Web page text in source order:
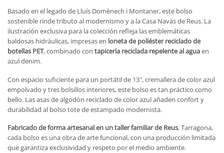
Basado en el legado de Lluís Domènech i Montaner, este bolso
sostenible rinde tributo al modernismo y a la Casa Navàs de Reus. La
ilustración exclusiva para la colección refleja las emblemáticas
baldosas hidráulicas, impresas en loneta de poliéster reciclado de
botellas PET, combinado con tapicería reciclada repelente al aguaen
azul denim.
Con espacio suficiente para un portátil de 13″, cremallera de color azul
empolvado y tres bolsillos interiores, este bolso es tan práctico como
bello. Las asas de algodón reciclado de color azul añaden confort y
durabilidad al bolso tote de estampado modernista.
Fabricado de forma artesanal en un taller familiar de Reus, Tarragona,
cada bolso es una obra de arte funcional, con una producción limitada
que garantiza exclusividad y respeto por el medio ambiente.